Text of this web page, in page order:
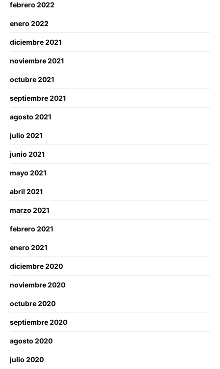
febrero 2022
enero 2022
diciembre 2021
noviembre 2021
octubre 2021
septiembre 2021
agosto 2021
julio 2021
junio 2021
mayo 2021
abril 2021
marzo 2021
febrero 2021
enero 2021
diciembre 2020
noviembre 2020
octubre 2020
septiembre 2020
agosto 2020
julio 2020